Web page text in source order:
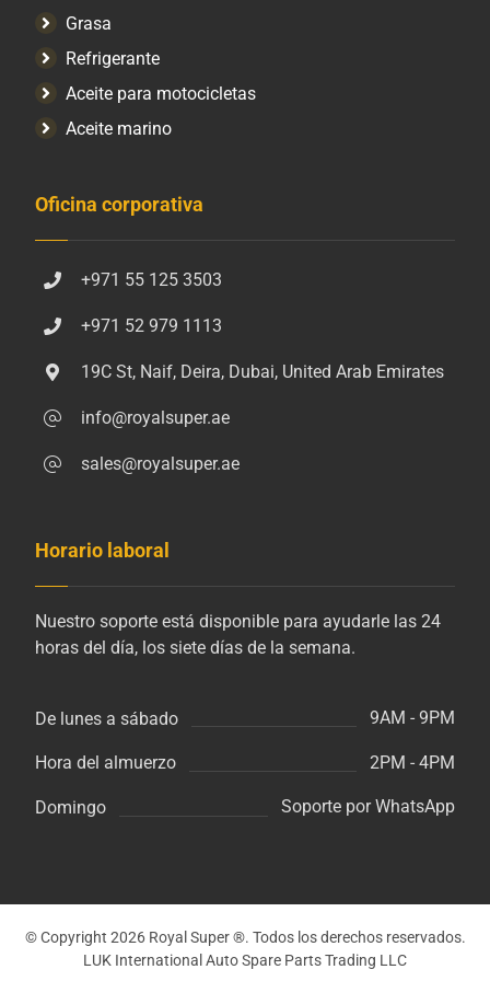
Grasa
Refrigerante
Aceite para motocicletas
Aceite marino
Oficina corporativa
+971 55 125 3503
+971 52 979 1113
19C St, Naif, Deira, Dubai, United Arab Emirates
info@royalsuper.ae
sales@royalsuper.ae
Horario laboral
Nuestro soporte está disponible para ayudarle las 24
horas del día, los siete días de la semana.
De lunes a sábado 9AM - 9PM
Hora del almuerzo 2PM - 4PM
Domingo Soporte por WhatsApp
© Copyright 2026 Royal Super ®. Todos los derechos reservados.
LUK International Auto Spare Parts Trading LLC